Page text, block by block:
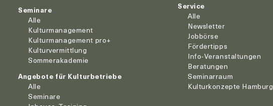
Seminare
Alle
Kulturmanagement
Kulturmanagement pro+
Kulturvermittlung
Sommerakademie
Angebote für Kulturbetriebe
Alle
Seminare
Service
Alle
Newsletter
Jobbörse
Fördertipps
Info-Veranstaltungen
Beratungen
Seminarraum
Kulturkonzepte Hamburg